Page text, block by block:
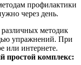
профилактики
через день.
методик
упражнений. При
или интернете.
комплекс: